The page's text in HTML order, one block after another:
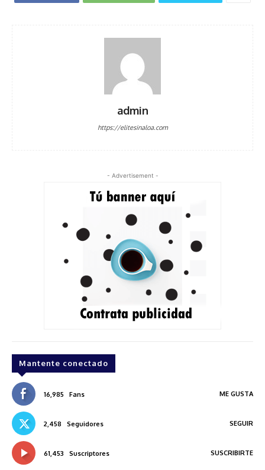
admin
https://elitesinaloa.com
- Advertisement -
Mantente conectado
16,985 Fans ME GUSTA
2,458 Seguidores SEGUIR
61,453 Suscriptores SUSCRIBIRTE